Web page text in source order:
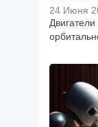
24 Июня